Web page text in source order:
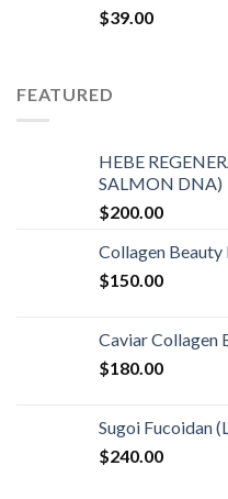
$39.00
FEATURED
HEBE
SALMON DNA)
$200.00
Collagen Beauty
$150.00
Caviar Collagen
$180.00
Sugoi Fucoidan
$240.00